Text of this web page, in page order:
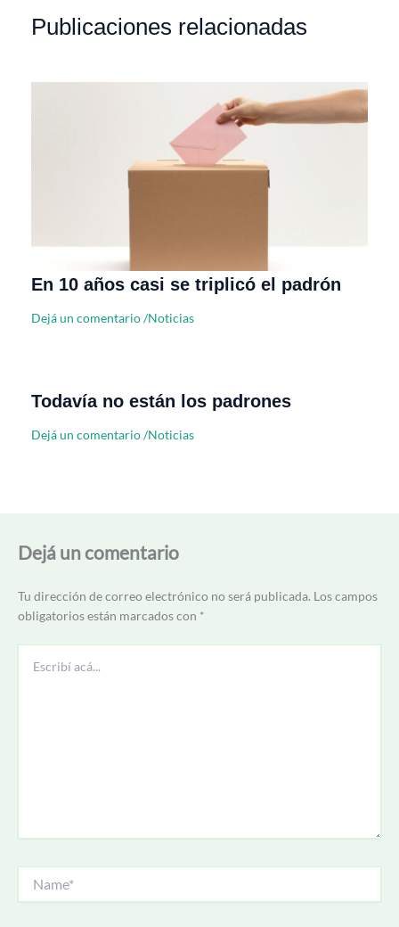
Publicaciones relacionadas
En 10 años casi se triplicó el padrón
Dejá un comentario/Noticias
Todavía no están los padrones
Dejá un comentario/Noticias
Dejá un comentario
Tu dirección de correo electrónico no será publicada. Los campos
obligatorios están marcados con *
acá...